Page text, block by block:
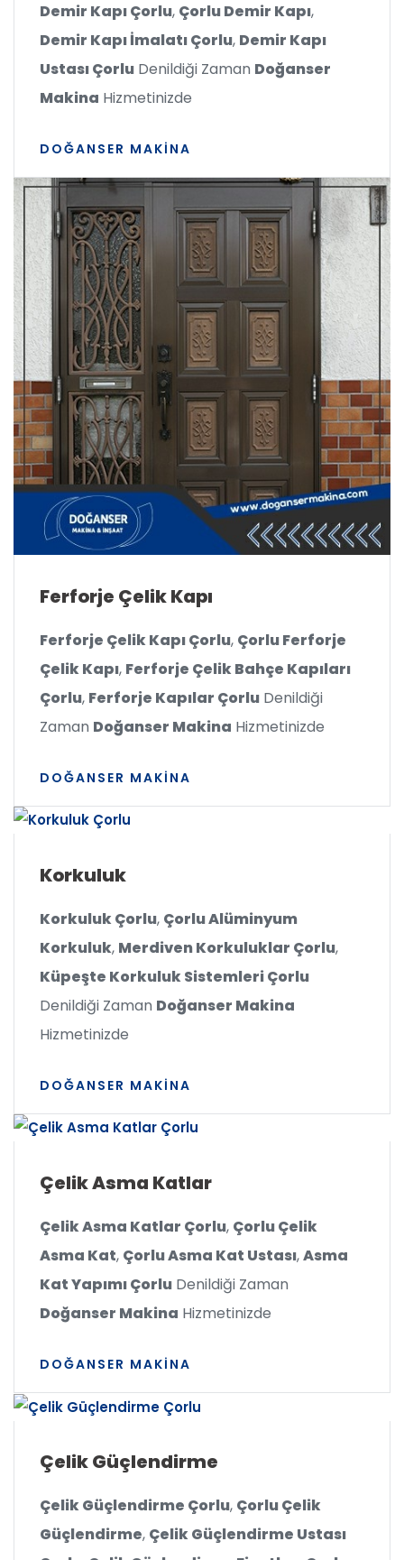
Demir Kapı Çorlu, Çorlu Demir Kapı,
Demir Kapı İmalatı Çorlu, Demir Kapı
Ustası Çorlu Denildiği Zaman Doğanser
Makina Hizmetinizde
DOĞANSER MAKINA
Ferforje Çelik Kapı
Ferforje Çelik Kapı Çorlu, Çorlu Ferforje
Çelik Kapı, Ferforje Çelik Bahçe Kapıları
Çorlu, Ferforje Kapılar Çorlu Denildiği
Zaman Doğanser Makina Hizmetinizde
DOĞANSER MAKINA
Korkuluk
Korkuluk Çorlu, Çorlu Alüminyum
Korkuluk, Merdiven Korkuluklar Çorlu,
Küpeşte Korkuluk Sistemleri Çorlu
Denildiği Zaman Doğanser Makina
Hizmetinizde
DOĞANSER MAKINA
Çelik Asma Katlar
Çelik Asma Katlar Çorlu, Çorlu Çelik
Asma Kat, Çorlu Asma Kat Ustası,Asma
Kat Yapımı Çorlu Denildiği Zaman
Doğanser Makina Hizmetinizde
DOĞANSER MAKINA
Çelik Güçlendirme
Çelik Güçlendirme Çorlu, Çorlu Çelik
Güçlendirme, Çelik Güçlendirme Ustası